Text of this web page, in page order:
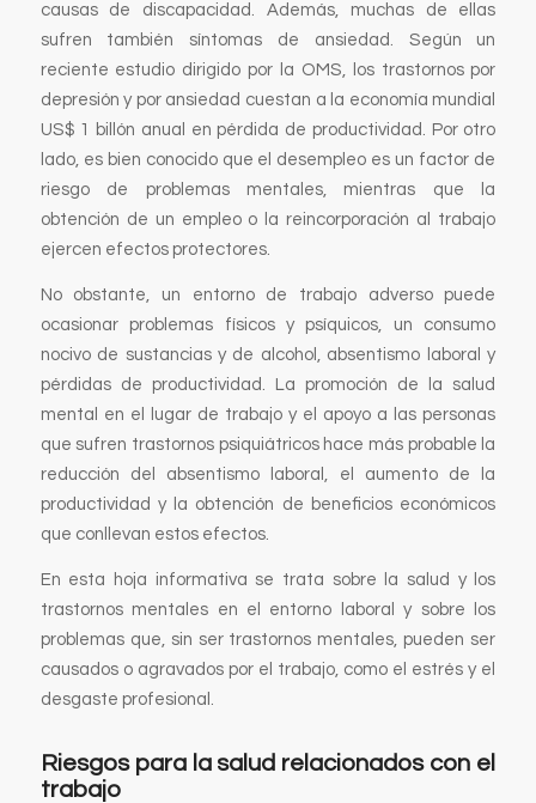
causas de discapacidad. Además, muchas de ellas
sufren también síntomas de ansiedad. Según un
reciente estudio dirigido por la OMS, los trastornos por
depresión y por ansiedad cuestan a la economía mundial
US$ 1 billón anual en pérdida de productividad. Por otro
lado, es bien conocido que el desempleo es un factor de
riesgo de problemas mentales, mientras que la
obtención de un empleo o la reincorporación al trabajo
ejercen efectos protectores.
No obstante, un entorno de trabajo adverso puede
ocasionar problemas físicos y psíquicos, un consumo
nocivo de sustancias y de alcohol, absentismo laboral y
pérdidas de productividad. La promoción de la salud
mental en el lugar de trabajo y el apoyo a las personas
que sufren trastornos psiquiátricos hace más probable la
reducción del absentismo laboral, el aumento de la
productividad y la obtención de beneficios económicos
que conllevan estos efectos.
En esta hoja informativa se trata sobre la salud y los
trastornos mentales en el entorno laboral y sobre los
problemas que, sin ser trastornos mentales, pueden ser
causados o agravados por el trabajo, como el estrés y el
desgaste profesional.
Riesgos para la salud relacionados con el
trabajo